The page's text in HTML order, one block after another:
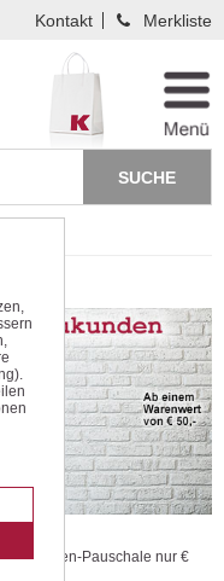
Kontakt Merkliste
Pauschale nur €